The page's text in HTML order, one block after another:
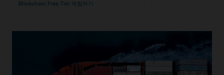
Blockchain Free Tier 체험하기